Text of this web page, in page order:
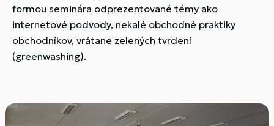
formou seminára odprezentované témy ako
internetové podvody, nekalé obchodné praktiky
obchodníkov, vrátane zelených tvrdení
(greenwashing).